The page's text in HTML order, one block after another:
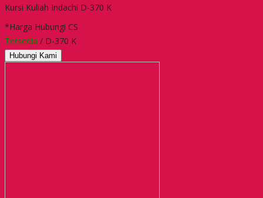
Kursi Kuliah Indachi D-370 K
*Harga Hubungi CS
Tersedia / D-370 K
Hubungi Kami